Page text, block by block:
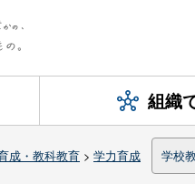
組織
成・教科教育 > 学力育成 学校